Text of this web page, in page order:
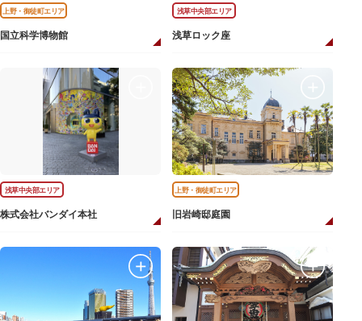
上野・御徒町エリア
国立科学博物館
浅草中央部エリア
浅草ロック座
浅草中央部エリア
株式会社バンダイ本社
上野・御徒町エリア
旧岩崎邸庭園